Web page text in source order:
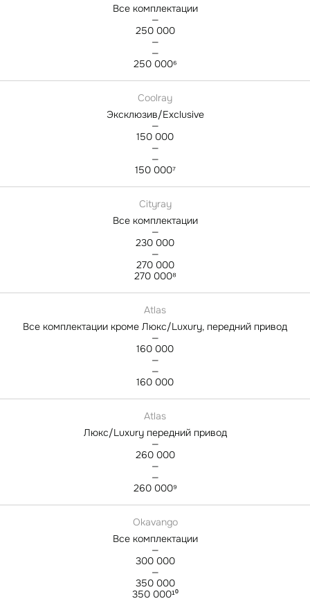
Все комплектации
—
250 000
—
—
250 000⁶
Coolray
Эксклюзив/Exclusive
—
150 000
—
—
150 000⁷
Cityray
Все комплектации
—
230 000
—
270 000
270 000⁸
Atlas
Все комплектации кроме Люкс/Luxury, передний привод
—
160 000
—
—
160 000
Atlas
Люкс/Luxury передний привод
—
260 000
—
—
260 000⁹
Okavango
Все комплектации
—
300 000
—
350 000
350 000¹⁰